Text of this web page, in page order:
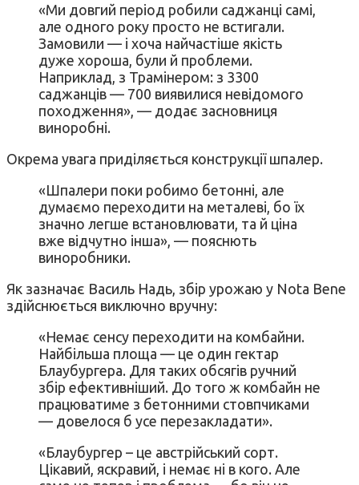
«Ми довгий період робили саджанці самі,
але одного року просто не встигали.
Замовили — і хоча найчастіше якість
дуже хороша, були й проблеми.
Наприклад, з Трамінером: з 3300
саджанців — 700 виявилися невідомого
походження», — додає засновниця
виноробні.
Окрема увага приділяється конструкції шпалер.
«Шпалери поки робимо бетонні, але
думаємо переходити на металеві, бо їх
значно легше встановлювати, та й ціна
вже відчутно інша», — пояснють
виноробники.
Як зазначає Василь Надь, збір урожаю у Nota Bene
здійснюється виключно вручну:
«Немає сенсу переходити на комбайни.
Найбільша площа — це один гектар
Блаубургера. Для таких обсягів ручний
збір ефективніший. До того ж комбайн не
працюватиме з бетонними стовпчиками
— довелося б усе перезакладати».
«Блаубургер – це австрійський сорт.
Цікавий, яскравий, і немає ні в кого. Але